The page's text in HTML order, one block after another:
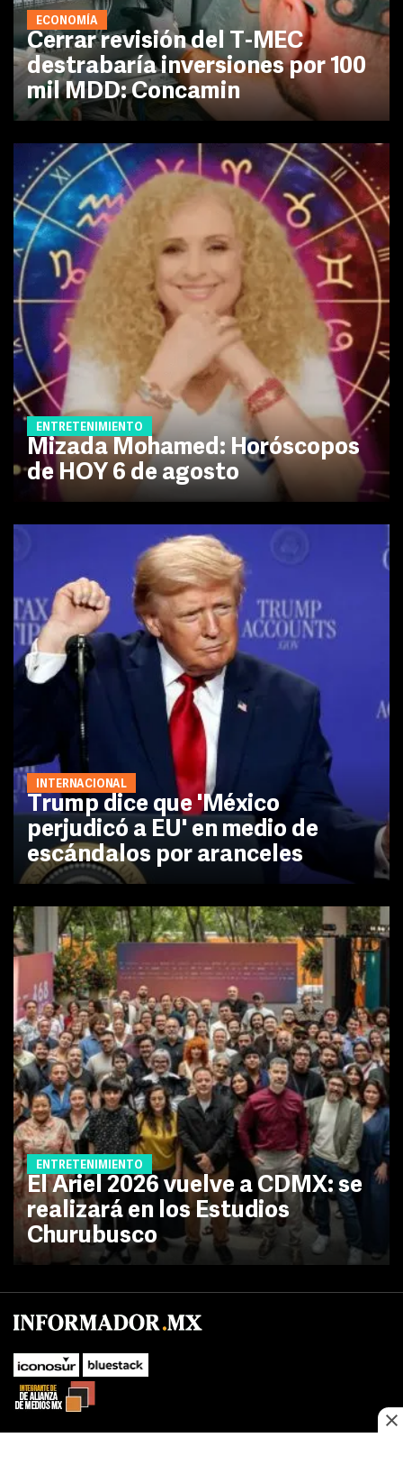
ECONOMÍA
Cerrar revisión del T-MEC
destrabaría inversiones por 100
mil MDD: Concamin
ENTRETENIMIENTO
Mizada Mohamed: Horóscopos
de HOY 6 de agosto
INTERNACIONAL
Trump dice que 'México
perjudicó a EU' en medio de
escándalos por aranceles
ENTRETENIMIENTO
El Ariel 2026 vuelve a CDMX: se
realizará en los Estudios
Churubusco